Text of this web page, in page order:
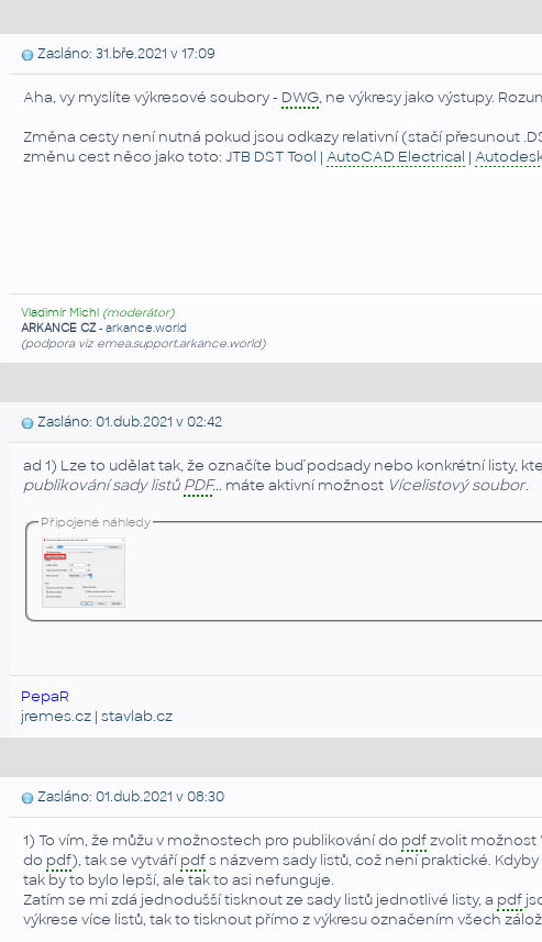
Zasláno: 31.bře.2021 v 17:09
Aha, vy myslíte výkresové soubory - DWG, ne výkresy jako výstupy.
Změna cesty není nutná pokud jsou odkazy relativní (stačí přesunout
změnu cest něco jako toto: JTB DST Tool | AutoCAD Electrical |
Vladimír Michl (moderátor)
ARKANCE CZ- arkance.world
(podpora viz emea.support.arkance.world)
Zasláno: 01.dub.2021 v 02:42
ad 1) Lze to udělat tak, že označíte buď podsady nebo konkrétní listy,
publikování sady listů PDF...máte aktivní možnost Vícelistový soubor.
Připojené náhledy
PepaR
jremes.cz| stavlab.cz
Zasláno: 01.dub.2021 v 08:30
1) To vím, že můžu v možnostech pro publikování do pdfzvolit možnost
do pdf), tak se vytvářípdfs názvem sady listů, což není praktické.
tak by to bylo lepší, ale tak to asi nefunguje.
Zatím se mi zdá jednodušší tisknout ze sady listů jednotlivé listy, a pdf
výkrese více listů, tak to tisknout přímo z výkresu označením všech